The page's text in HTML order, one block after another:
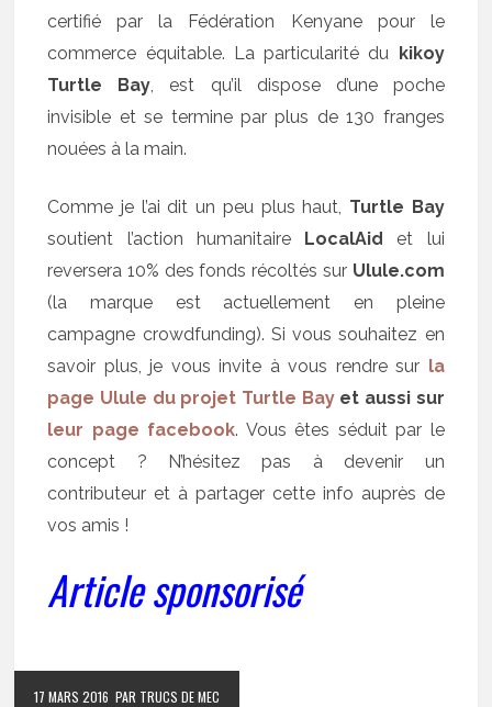
certifié par la Fédération Kenyane pour le
commerce équitable. La particularité du kikoy
Turtle Bay, est qu’il dispose d’une poche
invisible et se termine par plus de 130 franges
nouées à la main.
Comme je l’ai dit un peu plus haut, Turtle Bay
soutient l’action humanitaire LocalAid et lui
reversera 10% des fonds récoltés sur Ulule.com
(la marque est actuellement en pleine
campagne crowdfunding). Si vous souhaitez en
savoir plus, je vous invite à vous rendre sur la
page Ulule du projet Turtle Bayet aussi sur
leur page facebook. Vous êtes séduit par le
concept ? N’hésitez pas à devenir un
contributeur et à partager cette info auprès de
vos amis !
Article sponsorisé
17 MARS 2016 PAR TRUCS DE MEC